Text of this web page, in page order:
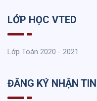
LỚP HỌC VTED
Lớp Toán 2020 - 2021
ĐĂNG KÝ NHẬN TIN